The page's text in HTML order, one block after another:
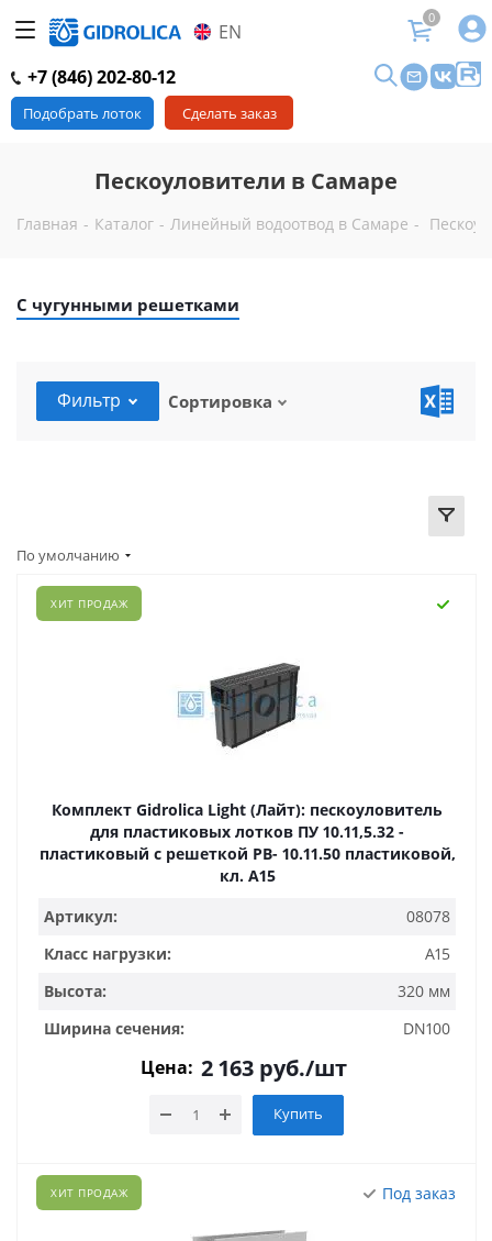
EN
0
+7 (846) 202-80-12
Подобрать лоток Сделать заказ
Пескоуловители в Самаре
Главная - Каталог - Линейный водоотвод в Самаре -
С чугунными решетками
Фильтр Сортировка
По умолчанию
ХИТ ПРОДАЖ
Комплект Gidrolica Light (Лайт): пескоуловитель
для пластиковых лотков ПУ 10.11,5.32 -
пластиковый с решеткой РВ- 10.11.50 пластиковой,
кл. A15
Артикул:
08078
Класс нагрузки:
A15
Высота:
320 мм
Ширина сечения:
DN100
Цена: 2 163руб./шт
Купить
Под заказ
ХИТ ПРОДАЖ